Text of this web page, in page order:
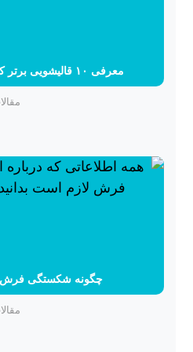
معرفی ۱۰ قالیشویی برتر کرج از نظر مشتریان
چگونه شکستگی فرش